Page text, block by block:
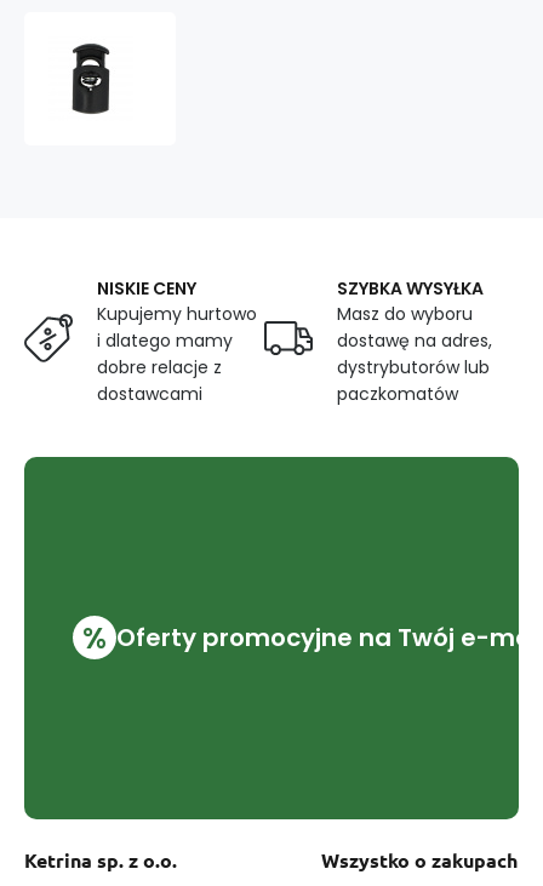
NISKIE CENY
Kupujemy hurtowo
i dlatego mamy
dobre relacje z
dostawcami
SZYBKA WYSYŁKA
Masz do wyboru
dostawę na adres,
dystrybutorów lub
paczkomatów
% Oferty promocyjne na Twój e-mail
Ketrina sp. z o.o. Wszystko o zakupach